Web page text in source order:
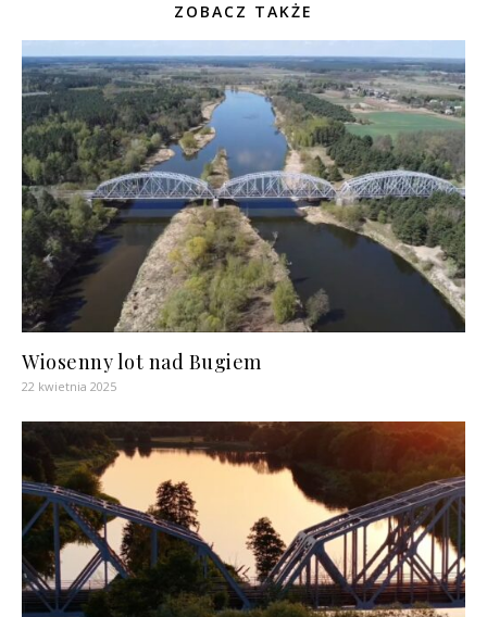
ZOBACZ TAKŻE
Wiosenny lot nad Bugiem
22 kwietnia 2025